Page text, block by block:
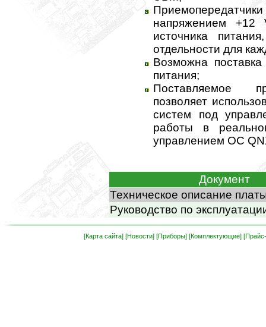
напряжением +12
источника
отдельности для
Возможна поставка
питания;
Поставляемое
позволяет
систем под
работы в
управлением OC
Документ
Техническое описание
Руководство по
[Карта сайта] [Новости] [Приборы] [Комплектующие]